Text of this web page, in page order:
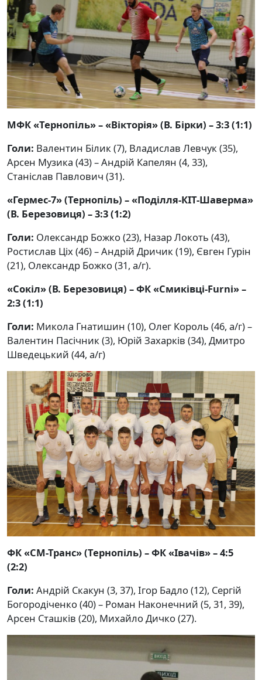
МФК «Тернопіль» – «Вікторія» (В. Бірки) – 3:3 (1:1)
Голи: Валентин Білик (7), Владислав Левчук (35),
Арсен Музика (43) – Андрій Капелян (4, 33),
Станіслав Павлович (31).
«Гермес-7» (Тернопіль) – «Поділля-КІТ-Шаверма»
(В. Березовиця) – 3:3 (1:2)
Голи: Олександр Божко (23), Назар Локоть (43),
Ростислав Ціх (46) – Андрій Дричик (19), Євген Гурін
(21), Олександр Божко (31, а/г).
«Сокіл» (В. Березовиця) – ФК «Смиківці-Furni» –
2:3 (1:1)
Голи: Микола Гнатишин (10), Олег Король (46, а/г) –
Валентин Пасічник (3), Юрій Захарків (34), Дмитро
Шведецький (44, а/г)
ФК «СМ-Транс» (Тернопіль) – ФК «Івачів» – 4:5
(2:2)
Голи: Андрій Скакун (3, 37), Ігор Бадло (12), Сергій
Богородіченко (40) – Роман Наконечний (5, 31, 39),
Арсен Сташків (20), Михайло Дичко (27).